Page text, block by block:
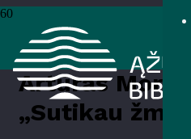
„Sutikau žmogų“
Artūras
„Sutikau